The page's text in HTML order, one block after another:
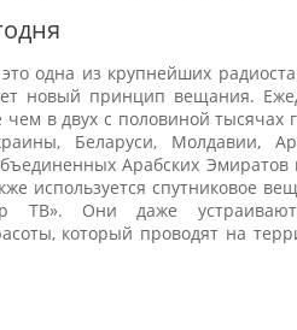
одна из крупнейших
новый принцип вещания.
в двух с половиной тысячах
Беларуси, Молдавии,
Арабских
используется спутниковое
ТВ». Они даже
который проводят на